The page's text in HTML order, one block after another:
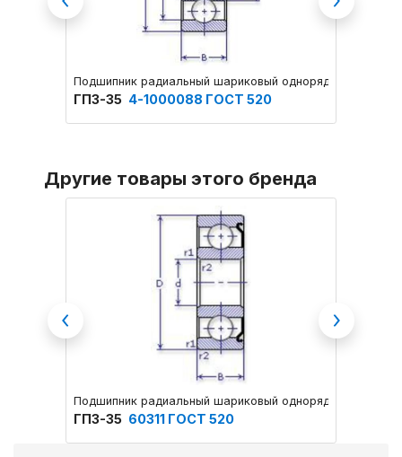
Подшипник радиальный шариковый однорядный
ГПЗ-35 4-1000088 ГОСТ 520
Previous Next
Другие товары этого бренда
Подшипник радиальный шариковый однорядный с
ГПЗ-35 60311 ГОСТ 520
Previous Next